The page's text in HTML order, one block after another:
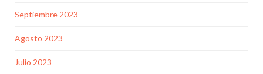
Septiembre 2023
Agosto 2023
Julio 2023